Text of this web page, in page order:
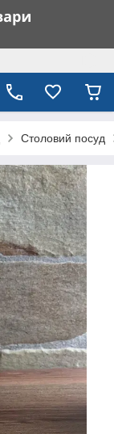
Столовий посуд